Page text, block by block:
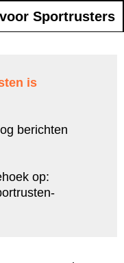
Sportrusters
is
berichten
op: